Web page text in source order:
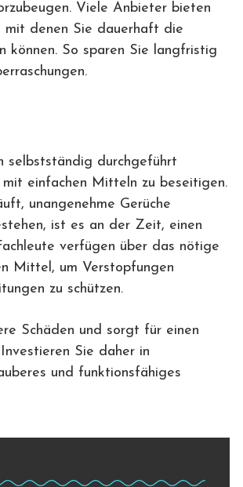
Viele Anbieter bieten
mit denen Sie dauerhaft die
können. So sparen Sie langfristig
selbstständig durchgeführt
einfachen Mitteln zu beseitigen.
unangenehme Gerüche
ist es an der Zeit, einen
verfügen über das nötige
Mittel, um Verstopfungen
zu schützen.
Schäden und sorgt für einen
Sie daher in
und funktionsfähiges